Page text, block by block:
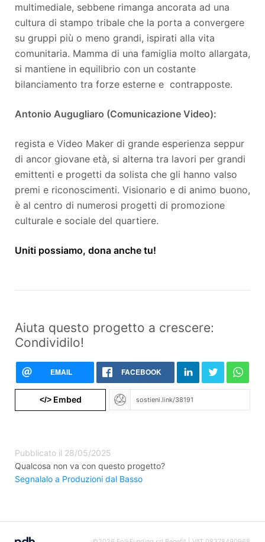
multimediale, sebbene rimanga ancorata ad una
cultura di stampo tribale che la porta a convergere
su gruppi più o meno grandi, ispirati alla vita
comunitaria. Mamma di una famiglia molto allargata,
si mantiene in equilibrio con un costante
bilanciamento tra forze esterne e contrapposte.
Antonio Augugliaro (Comunicazione Video):
regista e Video Maker di grande esperienza seppur
di ancor giovane età, si alterna tra lavori per grandi
emittenti e progetti da solista che gli hanno valso
premi e riconoscimenti. Visionario e di animo buono,
è al centro di numerosi progetti di promozione
culturale e sociale del quartiere.
Uniti possiamo, dona anche tu!
Aiuta questo progetto a crescere:
Condividilo!
EMAIL FACEBOOK
</>Embed
Pubblicato il 28/05/2025
Qualcosa non va con questo progetto?
Segnalalo a Produzioni dal Basso